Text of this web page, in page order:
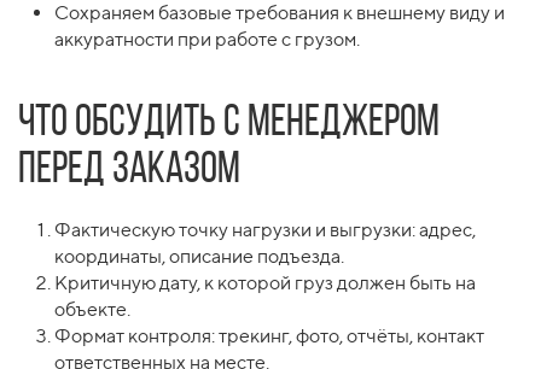
Сохраняем базовые требования к внешнему виду и
аккуратности при работе с грузом.
Что обсудить с менеджером
перед заказом
Фактическую точку нагрузки и выгрузки: адрес,
координаты, описание подъезда.
Критичную дату, к которой груз должен быть на
объекте.
Формат контроля: трекинг, фото, отчёты, контакт
ответственных на месте.